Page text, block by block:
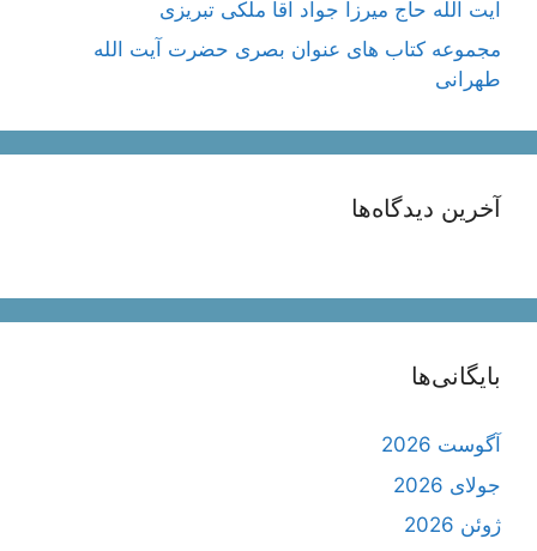
آیت اللَه حاج میرزا جواد آقا ملکی تبریزی
مجموعه کتاب های عنوان بصری حضرت آیت الله
طهرانی
آخرین دیدگاه‌ها
بایگانی‌ها
آگوست 2026
جولای 2026
ژوئن 2026